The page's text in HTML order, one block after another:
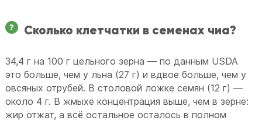
Сколько клетчатки в семенах чиа?
34,4 г на 100 г цельного зерна — по данным USDA
это больше, чем у льна (27 г) и вдвое больше, чем у
овсяных отрубей. В столовой ложке семян (12 г) —
около 4 г. В жмыхе концентрация выше, чем в зерне:
жир отжат, а всё остальное осталось в полном